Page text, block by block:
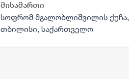
მისამართი
სოფრომ მგალობლიშვილის ქუჩა,
თბილისი, საქართველო